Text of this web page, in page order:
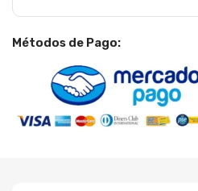
Métodos de Pago: